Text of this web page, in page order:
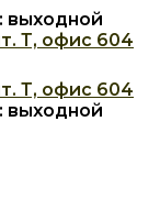
выходной
Т, офис 604
Т, офис 604
выходной